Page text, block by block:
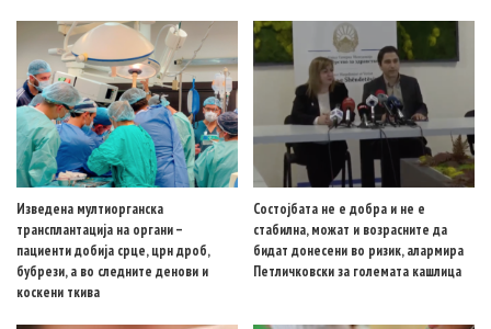
Изведена мултиорганска
трансплантација на органи –
пациенти добија срце, црн дроб,
бубрези, а во следните денови и
коскени ткива
Состојбата не е добра и не е
стабилна, можат и возрасните да
бидат донесени во ризик, алармира
Петличковски за големата кашлица